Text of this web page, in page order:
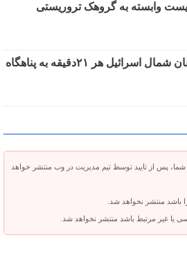
۲ تروریست وابسته به گروهک تروریستی
لیبرمن: ساکنان شمال اسرائیل هر ۲۱دقیقه به پناهگاه
پس از تایید توسط تیم مدیریت در وب منتشر خواهد
باشد منتشر نخواهد شد.
یا غیر مرتبط باشد منتشر نخواهد شد.